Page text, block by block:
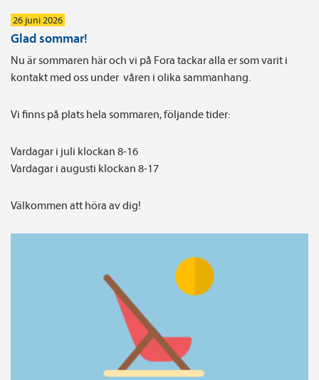
26 juni 2026
Glad sommar!
Nu är sommaren här och vi på Fora tackar alla er som varit i
kontakt med oss under våren i olika sammanhang.
Vi finns på plats hela sommaren, följande tider:
Vardagar i juli klockan 8-16
Vardagar i augusti klockan 8-17
Välkommen att höra av dig!